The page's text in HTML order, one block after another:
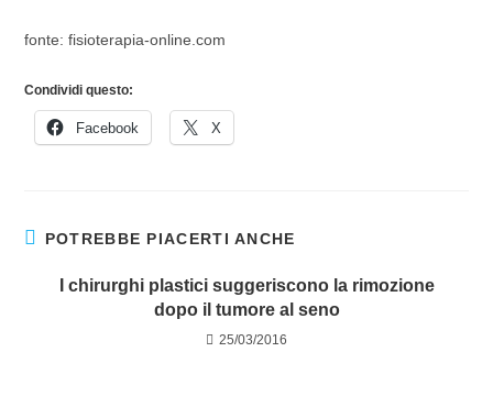
fonte:fisioterapia-online.com
Condividi questo:
Facebook X
POTREBBE PIACERTI ANCHE
I chirurghi plastici suggeriscono la rimozione
dopo il tumore al seno
25/03/2016